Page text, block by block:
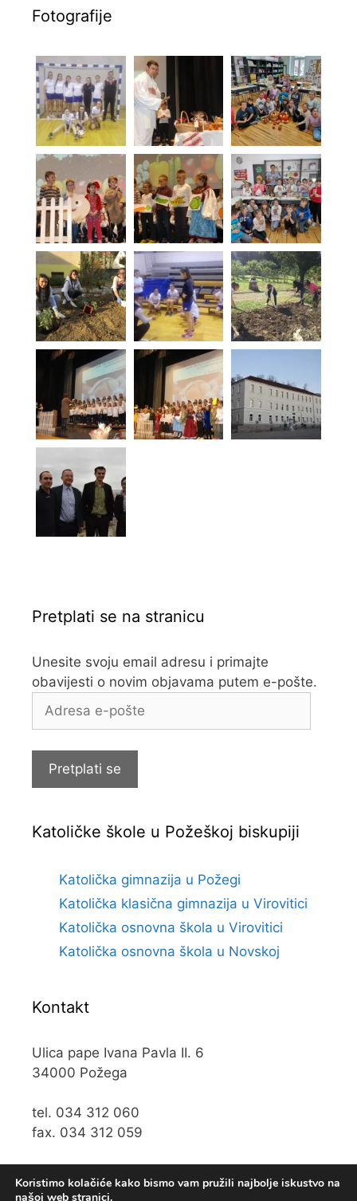
Fotografije
Pretplati se na stranicu
Unesite svoju email adresu i primajte
obavijesti o novim objavama putem e-pošte.
Adresa
Pretplati se
Katoličke škole u Požeškoj biskupiji
Katolička gimnazija u Požegi
Katolička klasična gimnazija u Virovitici
Katolička osnovna škola u Virovitici
Katolička osnovna škola u Novskoj
Kontakt
Ulica pape Ivana Pavla II. 6
34000 Požega
tel. 034 312 060
fax. 034 312 059
Koristimo kolačiće kako bismo vam pružili najbolje iskustvo na
našoj web stranici.